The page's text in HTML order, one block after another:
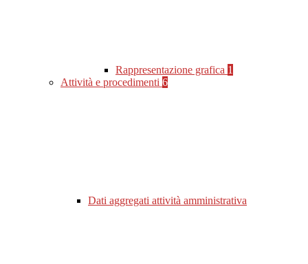
Rappresentazione grafica 1
Attività e procedimenti 6
Dati aggregati attività amministrativa